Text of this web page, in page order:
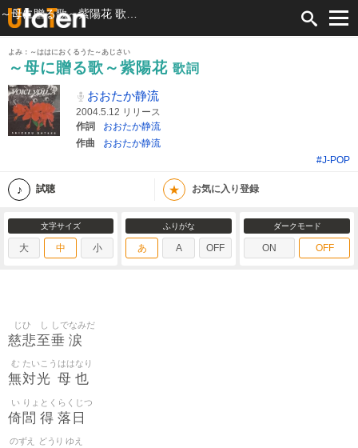
よみ：～ははにおくるうた～あじさい
～母に贈る歌～紫陽花 歌詞
おおたか静流
2004.5.12 リリース
作詞
おおたか静流
作曲
おおたか静流
#J-POP
試聴 ★ お気に入り登録
文字サイズ
大 中 小
ふりがな
あ A OFF
ダークモード
ON OFF
慈悲
じひ
至
し
垂
しで
涙
なみだ
無
む
対光
たいこう
母
はは
也
なり
倚
い
閭
りょ
得
とく
落日
らくじつ
のずえ どうり ゆえ